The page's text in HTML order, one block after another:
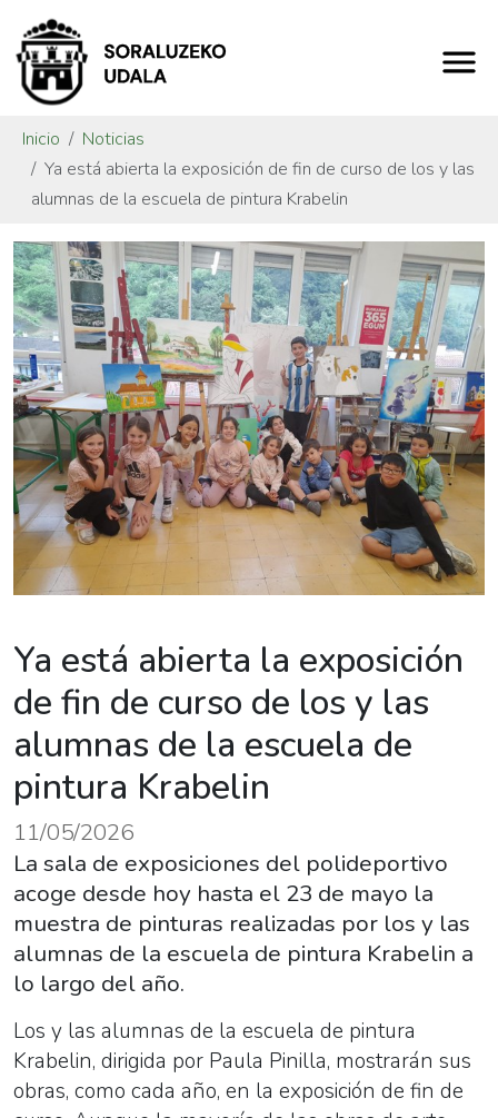
Inicio
Noticias
Ya está abierta la exposición de fin de curso de los y las
alumnas de la escuela de pintura Krabelin
Ya está abierta la exposición
de fin de curso de los y las
alumnas de la escuela de
pintura Krabelin
11/05/2026
La sala de exposiciones del polideportivo
acoge desde hoy hasta el 23 de mayo la
muestra de pinturas realizadas por los y las
alumnas de la escuela de pintura Krabelin a
lo largo del año.
Los y las alumnas de la escuela de pintura
Krabelin, dirigida por Paula Pinilla, mostrarán sus
obras, como cada año, en la exposición de fin de